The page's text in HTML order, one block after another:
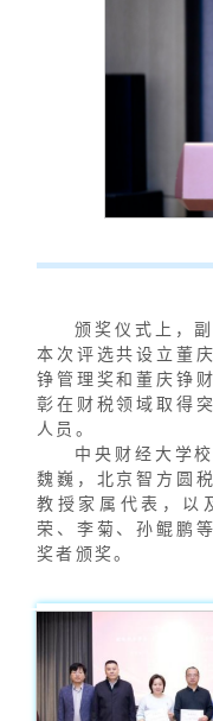
颁奖仪式上，
本次评选共设立董
铮管理奖和董庆铮
彰在财税领域取得
人员。
中央财经大学
魏巍，北京智方圆
教授家属代表，以
荣、李菊、孙鲲鹏
奖者颁奖。